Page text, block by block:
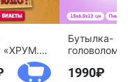
«ХРУМ.
Чудо-
Бутылка-
агентство
1990